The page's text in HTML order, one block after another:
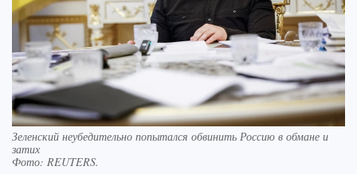
Зеленский неубедительно попытался обвинить Россию в обмане и
затих
Фото: REUTERS.